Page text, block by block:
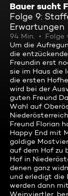
Bauer sucht
Folge 9:
Erwartungen
94 Min. Folge
Um die
die
Freundin erst
sie im Haus
die ersten
wird bei der
guten Freund
Wahl auf
Freund Florian
Happy End mit
goldige
auf dem Hof zu
Hof in
denen ganz
und erledigt die
werden dann
Weinviertler,